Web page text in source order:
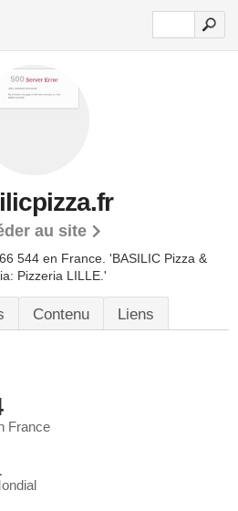
au site
544 en France. 'BASILIC Pizza &
Pizzeria LILLE.'
Contenu
Liens
France